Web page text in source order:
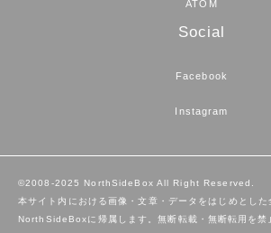
ATOM
Social
Facebook
Instagram
©2008-2025 NorthSideBox All Right Reserved.
本サイト内における画像・文章・データをはじめとした
NorthSideBoxに帰属します。無断転載・無断転用を禁